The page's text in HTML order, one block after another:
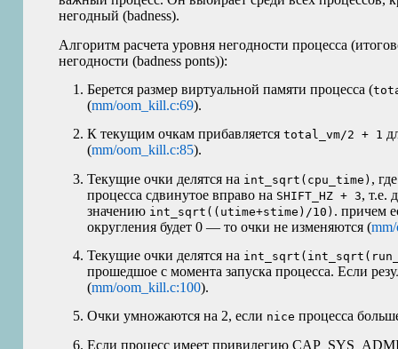
негодный (badness).
Алгоритм расчета уровня негодности процесса
негодности (badness ponts)):
Берется размер виртуальной памяти процесса (
(mm/oom_kill.c:69).
К текущим очкам прибавляетсяtotal_vm/2 + 1
(mm/oom_kill.c:85).
Текущие очки делятся на int_sqrt(cpu_time) ,
процесса сдвинутое вправо на SHIFT_HZ + 3, т.е.
значению int_sqrt((utime+stime)/10) . причем
округления будет 0 — то очки не изменяются (
Текущие очки делятся на
прошедшое с момента запуска процесса. Если
(mm/oom_kill.c:100).
Очки умножаются на 2, если nice процесса
Если процесс имеет привилегию